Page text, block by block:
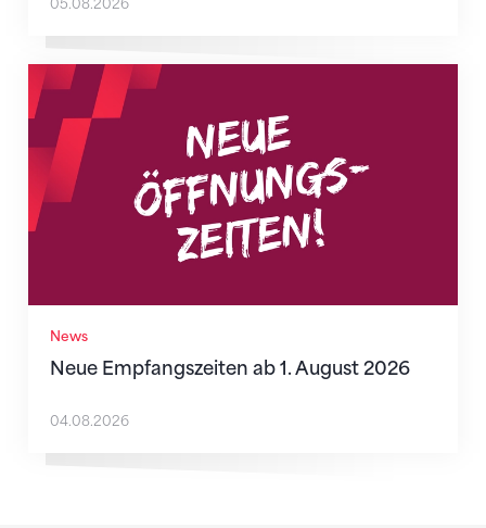
05.08.2026
News
Neue Empfangszeiten ab 1. August 2026
Neue Empfangszeiten ab 1. August 2026
04.08.2026